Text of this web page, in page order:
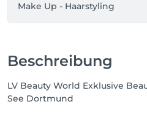
Make Up - Haarstyling
Beschreibung
LV Beauty World Exklusive
See Dortmund